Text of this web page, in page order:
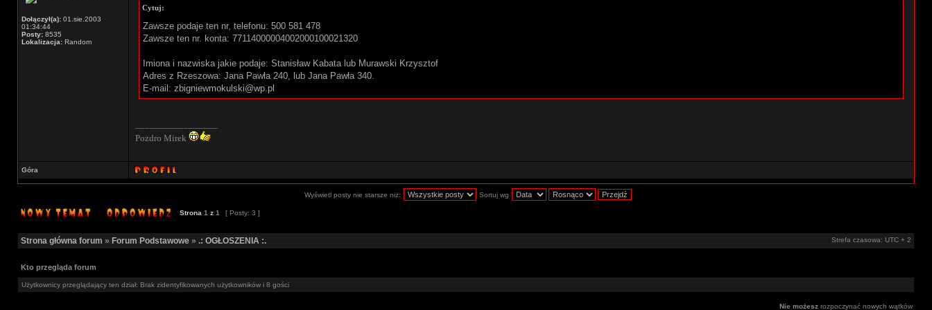
Dołączył(a): 01.sie.2003
01:34:44
Posty: 8535
Lokalizacja: Random
Cytuj:
Zawsze podaje ten nr, telefonu: 500 581 478
Zawsze ten nr. konta: 77114000004002000100021320
Imiona i nazwiska jakie podaje: Stanisław Kabata lub Murawski Krzysztof
Adres z Rzeszowa: Jana Pawła 240, lub Jana Pawła 340.
E-mail: zbigniewmokulski@wp.pl
Pozdro Mirek
Góra
Wyświetl posty nie starsze niż: Sortuj wg
Strona 1 z 1 [ Posty: 3 ]
Strona główna forum » Forum Podstawowe » .: OGŁOSZENIA :. Strefa czasowa: UTC + 2
Kto przegląda forum
Użytkownicy przeglądający ten dział: Brak zidentyfikowanych użytkowników i 8 gości
Nie możesz rozpoczynać nowych wątków